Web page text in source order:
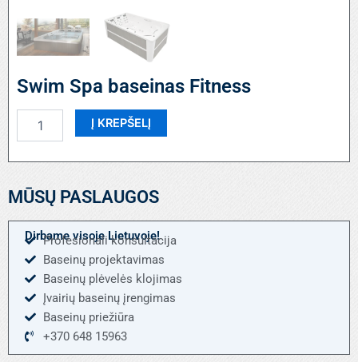
Swim Spa baseinas Fitness
kiekis:
Spa
Fitness
Į KREPŠELĮ
MŪSŲ PASLAUGOS
Dirbame visoje Lietuvoje!
Profesionali konsultacija
Baseinų projektavimas
Baseinų plėvelės klojimas
Įvairių baseinų įrengimas
Baseinų priežiūra
+370 648 15963